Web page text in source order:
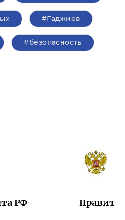
#Гаджиев
#безопасность
РФ